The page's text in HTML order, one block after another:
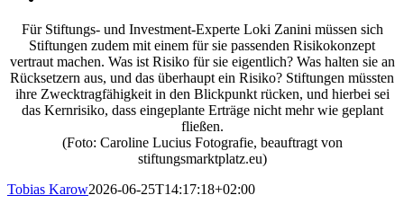
Für Stiftungs- und Investment-Experte Loki Zanini müssen sich
Stiftungen zudem mit einem für sie passenden Risikokonzept
vertraut machen. Was ist Risiko für sie eigentlich? Was halten sie an
Rücksetzern aus, und das überhaupt ein Risiko? Stiftungen müssten
ihre Zwecktragfähigkeit in den Blickpunkt rücken, und hierbei sei
das Kernrisiko, dass eingeplante Erträge nicht mehr wie geplant
fließen.
(Foto: Caroline Lucius Fotografie, beauftragt von
stiftungsmarktplatz.eu)
Tobias Karow2026-06-25T14:17:18+02:00